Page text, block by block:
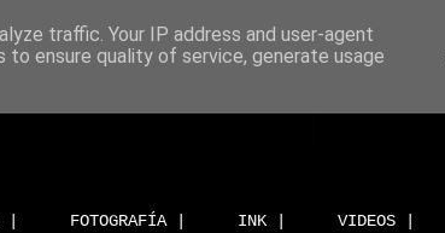
| FOTOGRAFÍA | INK | VIDEOS |
traffic. Your IP address and user-agent
ensure quality of service, generate usage